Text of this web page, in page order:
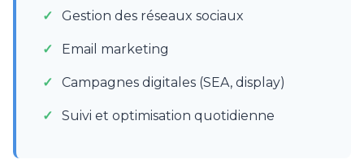
Gestion des réseaux sociaux
Email marketing
Campagnes digitales (SEA, display)
Suivi et optimisation quotidienne